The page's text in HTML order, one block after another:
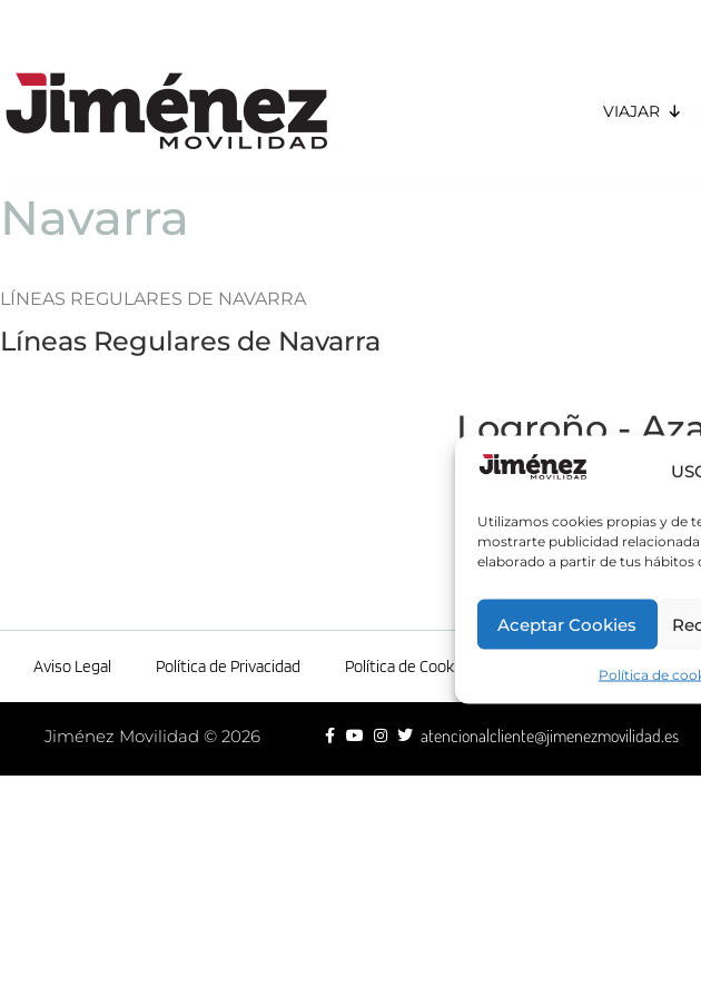
Utilizamos cookies propias y de
mostrarte publicidad
elaborado a partir de tus hábitos
Aceptar Cookies
Política de
VIAJAR
Navarra
LÍNEAS REGULARES DE NAVARRA
Líneas Regulares de Navarra
Logroño -
(NA025)
Aquí puedes consultar
trayecto Logroño – Azagra.
Aviso Legal Política de Privacidad Política de Cookies Seguridad de la
Jiménez Movilidad © 2026 atencionalcliente@jimenezmovilidad.es